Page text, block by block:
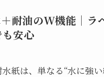
耐油のW機能｜ラ
安心
紙は、単なる“水に強